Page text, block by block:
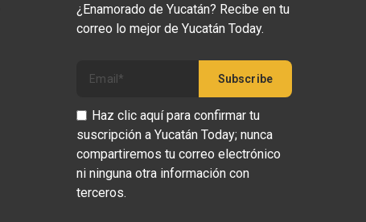
¿Enamorado de Yucatán? Recibe en tu
correo lo mejor de Yucatán Today.
Haz clic aquí para confirmar tu
suscripción a Yucatán Today; nunca
compartiremos tu correo electrónico
ni ninguna otra información con
terceros.